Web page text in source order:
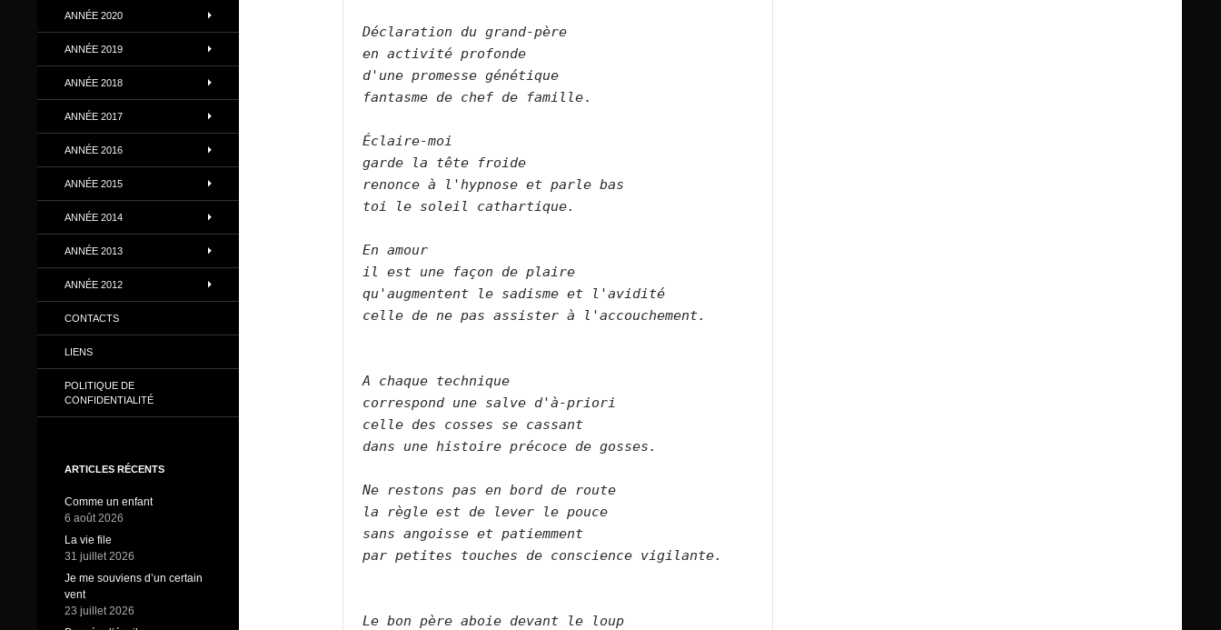
Déclaration du grand-père
en activité profonde
d'une promesse génétique
fantasme de chef de famille
Éclaire-moi
garde la tête froide
renonce à l'hypnose et parle bas
toi le soleil cathartique.
En amour
il est une façon de plaire
qu'augmentent le sadisme et l'avidité
celle de ne pas assister à l'accouchement.
A chaque technique
correspond une salve d'à-priori
celle des cosses se cassant
dans une histoire précoce de gosses.
Ne restons pas en bord de route
la règle est de lever le pouce
sans angoisse et patiemment
par petites touches de conscience vigilante.
Le bon père aboie devant le loup
ANNÉE 2020
ANNÉE 2019
ANNÉE 2018
ANNÉE 2017
ANNÉE 2016
ANNÉE 2015
ANNÉE 2014
ANNÉE 2013
ANNÉE 2012
CONTACTS
LIENS
POLITIQUE DE
CONFIDENTIALITÉ
ARTICLES RÉCENTS
Comme un enfant
6 août 2026
La vie file
31 juillet 2026
Je me souviens d’un certain
vent
23 juillet 2026